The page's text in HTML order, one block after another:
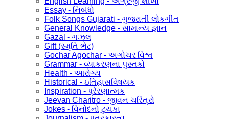
Essay - નિબંધો
Folk Songs Gujarati - ગુજરાતી લોકગીત
General Knowledge - સામાન્ય જ્ઞાન
Gazal - ગઝલ
Gift (સ્મૃતિ ભેટ)
Gochar Agochar - અગોચર વિશ્વ
Grammar - વ્યાકરણના પુસ્તકો
Health - આરોગ્ય
Historical - ઇતિહાસવિષયક
Inspiration - પ્રેરણાત્મક
Jeevan Charitro - જીવન ચરિત્રો
Jokes - વિનોદનો ટુચકા